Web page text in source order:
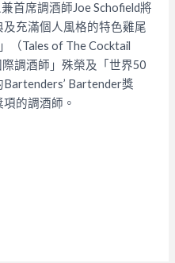
首席調酒師Joe Schofield將
充滿個人風格的特色雞尾
（Tales of The Cocktail
調酒師」殊榮及「世界50
Bartender獎
的調酒師。